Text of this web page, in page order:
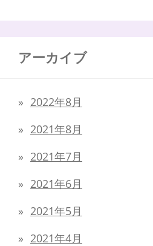
アーカイブ
2022年8月
2021年8月
2021年7月
2021年6月
2021年5月
2021年4月